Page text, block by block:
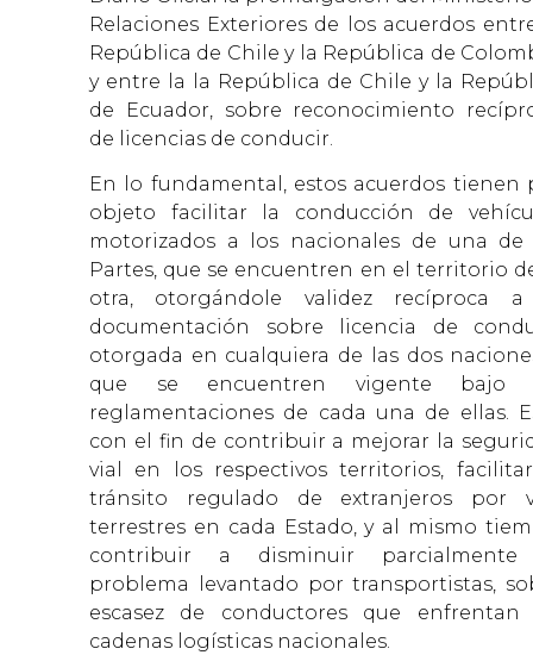
Relaciones Exteriores de los acuerdos
República de Chile y la República de
y entre la la República de Chile y la
de Ecuador, sobre reconocimiento
de licencias de conducir.
En lo fundamental, estos acuerdos tienen
objeto facilitar la conducción de
motorizados a los nacionales de una de
Partes, que se encuentren en el territorio
otra, otorgándole validez recíproca
documentación sobre licencia de
otorgada en cualquiera de las dos
que se encuentren vigente bajo
reglamentaciones de cada una de ellas.
con el fin de contribuir a mejorar la
vial en los respectivos territorios,
tránsito regulado de extranjeros por
terrestres en cada Estado, y al mismo
contribuir a disminuir
problema levantado por transportistas,
escasez de conductores que enfrentan
cadenas logísticas nacionales.